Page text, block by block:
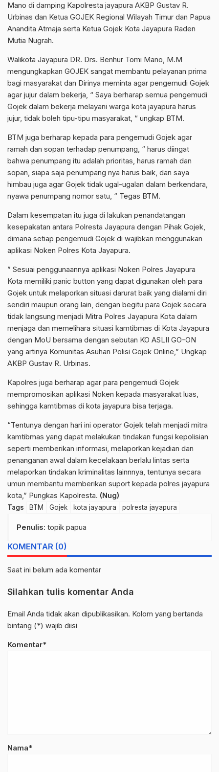
Mano di damping Kapolresta jayapura AKBP Gustav R.
Urbinas dan Ketua GOJEK Regional Wilayah Timur dan Papua
Anandita Atmaja serta Ketua Gojek Kota Jayapura Raden
Mutia Nugrah.
Walikota Jayapura DR. Drs. Benhur Tomi Mano, M.M
mengungkapkan GOJEK sangat membantu pelayanan prima
bagi masyarakat dan Dirinya meminta agar pengemudi Gojek
agar jujur dalam bekerja, “ Saya berharap semua pengemudi
Gojek dalam bekerja melayani warga kota jayapura harus
jujur, tidak boleh tipu-tipu masyarakat, “ ungkap BTM.
BTM juga berharap kepada para pengemudi Gojek agar
ramah dan sopan terhadap penumpang, “ harus diingat
bahwa penumpang itu adalah prioritas, harus ramah dan
sopan, siapa saja penumpang nya harus baik, dan saya
himbau juga agar Gojek tidak ugal-ugalan dalam berkendara,
nyawa penumpang nomor satu, “ Tegas BTM.
Dalam kesempatan itu juga di lakukan penandatangan
kesepakatan antara Polresta Jayapura dengan Pihak Gojek,
dimana setiap pengemudi Gojek di wajibkan menggunakan
aplikasi Noken Polres Kota Jayapura.
” Sesuai penggunaannya aplikasi Noken Polres Jayapura
Kota memiliki panic button yang dapat digunakan oleh para
Gojek untuk melaporkan situasi darurat baik yang dialami diri
sendiri maupun orang lain, dengan begitu para Gojek secara
tidak langsung menjadi Mitra Polres Jayapura Kota dalam
menjaga dan memelihara situasi kamtibmas di Kota Jayapura
dengan MoU bersama dengan sebutan KO ASLII GO-ON
yang artinya Komunitas Asuhan Polisi Gojek Online,” Ungkap
AKBP Gustav R. Urbinas.
Kapolres juga berharap agar para pengemudi Gojek
mempromosikan aplikasi Noken kepada masyarakat luas,
sehingga kamtibmas di kota jayapura bisa terjaga.
“Tentunya dengan hari ini operator Gojek telah menjadi mitra
kamtibmas yang dapat melakukan tindakan fungsi kepolisian
seperti memberikan informasi, melaporkan kejadian dan
penanganan awal dalam kecelakaan berlalu lintas serta
melaporkan tindakan kriminalitas lainnnya, tentunya secara
umun membantu memberikan suport kepada polres jayapura
kota,” Pungkas Kapolresta. (Nug)
Tags BTM Gojek kota jayapura polresta jayapura
Penulis: topik papua
KOMENTAR (0)
Saat ini belum ada komentar
Silahkan tulis komentar Anda
Email Anda tidak akan dipublikasikan. Kolom yang bertanda
bintang (*) wajib diisi
Komentar*
Nama*